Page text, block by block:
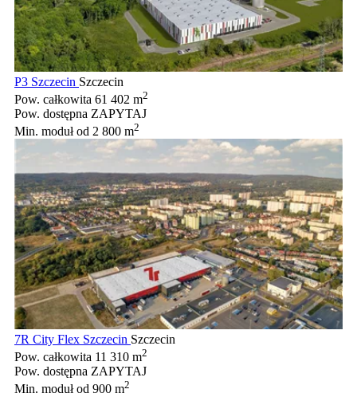
P3 Szczecin Szczecin
Pow. całkowita 61 402 m2
Pow. dostępna ZAPYTAJ
Min. modułod 2 800 m2
7R City Flex Szczecin Szczecin
Pow. całkowita 11 310 m2
Pow. dostępna ZAPYTAJ
Min. modułod 900 m2